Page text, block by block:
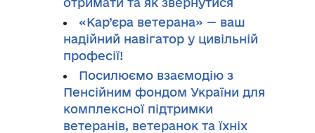
«Кар’єра ветерана» — ваш
надійний навігатор у цивільній
професії!
Посилюємо взаємодію з
Пенсійним фондом України для
комплексної підтримки
ветеранів, ветеранок та їхніх